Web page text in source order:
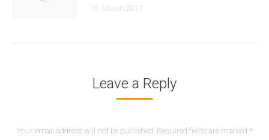
16. March 2017
Leave a Reply
Your email address will not be published. Required fields are marked *